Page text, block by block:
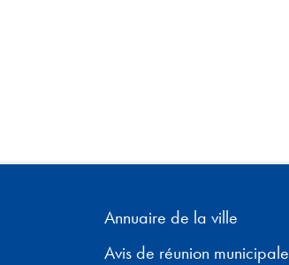
Annuaire de la ville
Avis de réunion municipale